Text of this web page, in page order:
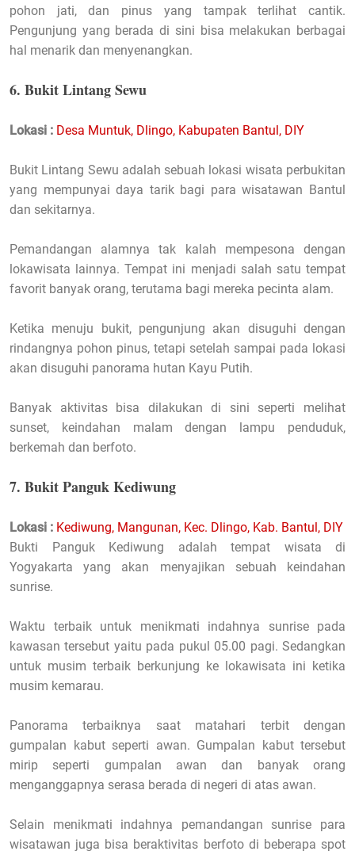
pohon jati, dan pinus yang tampak terlihat cantik.
Pengunjung yang berada di sini bisa melakukan berbagai
hal menarik dan menyenangkan.
6. Bukit Lintang Sewu
Lokasi : Desa Muntuk, Dlingo, Kabupaten Bantul, DIY
Bukit Lintang Sewu adalah sebuah lokasi wisata perbukitan
yang mempunyai daya tarik bagi para wisatawan Bantul
dan sekitarnya.
Pemandangan alamnya tak kalah mempesona dengan
lokawisata lainnya. Tempat ini menjadi salah satu tempat
favorit banyak orang, terutama bagi mereka pecinta alam.
Ketika menuju bukit, pengunjung akan disuguhi dengan
rindangnya pohon pinus, tetapi setelah sampai pada lokasi
akan disuguhi panorama hutan Kayu Putih.
Banyak aktivitas bisa dilakukan di sini seperti melihat
sunset, keindahan malam dengan lampu penduduk,
berkemah dan berfoto.
7. Bukit Panguk Kediwung
Lokasi : Kediwung, Mangunan, Kec. Dlingo, Kab. Bantul, DIY
Bukti Panguk Kediwung adalah tempat wisata di
Yogyakarta yang akan menyajikan sebuah keindahan
sunrise.
Waktu terbaik untuk menikmati indahnya sunrise pada
kawasan tersebut yaitu pada pukul 05.00 pagi. Sedangkan
untuk musim terbaik berkunjung ke lokawisata ini ketika
musim kemarau.
Panorama terbaiknya saat matahari terbit dengan
gumpalan kabut seperti awan. Gumpalan kabut tersebut
mirip seperti gumpalan awan dan banyak orang
menganggapnya serasa berada di negeri di atas awan.
Selain menikmati indahnya pemandangan sunrise para
wisatawan juga bisa beraktivitas berfoto di beberapa spot